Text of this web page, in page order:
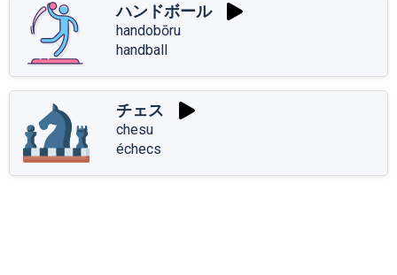
ハンドボール
handobōru
handball
チェス
chesu
échecs